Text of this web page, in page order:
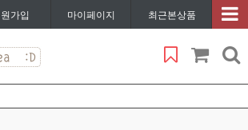
가입 마이페이지 최근본상품